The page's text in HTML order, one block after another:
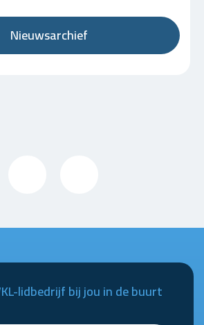
Nieuwsarchief
lidbedrijf bij jou in de buurt